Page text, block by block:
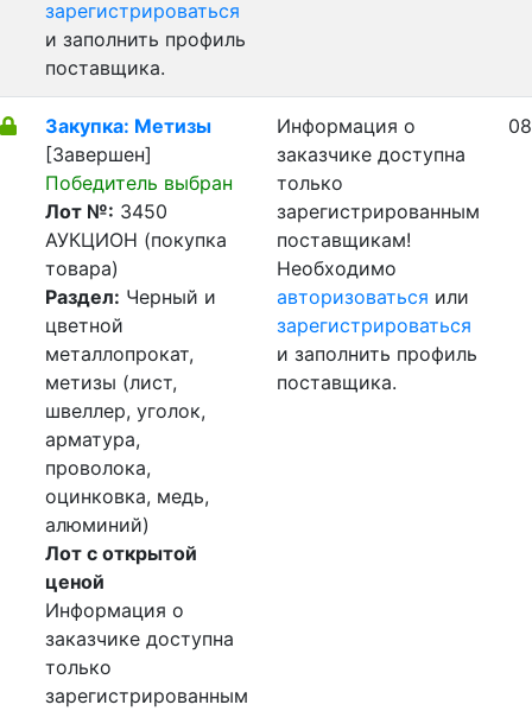
зарегистрироваться
и заполнить профиль
поставщика.
Закупка: Метизы
[Завершен]
Победитель выбран
Лот №: 3450
АУКЦИОН (покупка
товара)
Раздел: Черный и
цветной
металлопрокат,
метизы (лист,
швеллер, уголок,
арматура,
проволока,
оцинковка, медь,
алюминий)
Лот с открытой
ценой
Информация о
заказчике доступна
только
зарегистрированным
Информация о
заказчике доступна
только
зарегистрированным
поставщикам!
Необходимо
авторизоваться или
зарегистрироваться
и заполнить профиль
поставщика.